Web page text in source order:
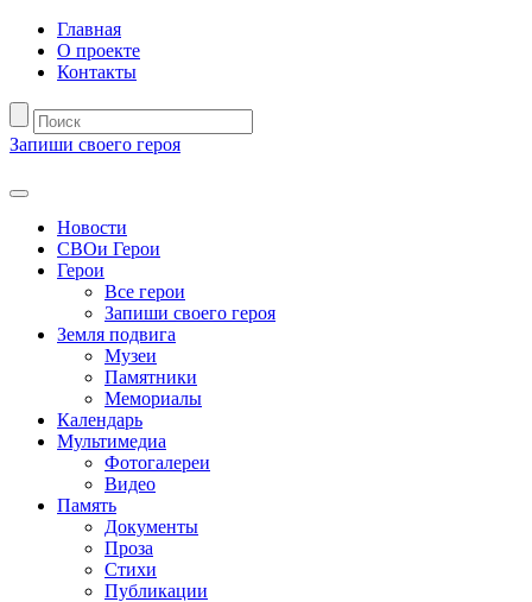
Главная
О проекте
Контакты
Запиши своего героя
Новости
СВОи Герои
Герои
Все герои
Запиши своего героя
Земля подвига
Музеи
Памятники
Мемориалы
Календарь
Мультимедиа
Фотогалереи
Видео
Память
Документы
Проза
Стихи
Публикации